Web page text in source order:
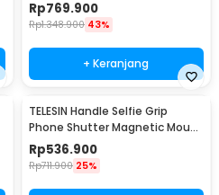
iT30Pro
Rp769.900
Rp1.348.900 43%
+ Keranjang
TELESIN Handle Selfie Grip
Phone Shutter Magnetic Mount
3200mAh - P5-MP-010
Rp536.900
Rp711.900 25%